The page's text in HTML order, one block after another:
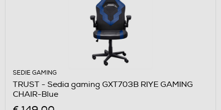
SEDIE GAMING
TRUST - Sedia gaming GXT703B RIYE GAMING
CHAIR-Blue